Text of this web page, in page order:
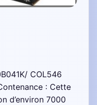
COL546
: Cette
d’environ 7000